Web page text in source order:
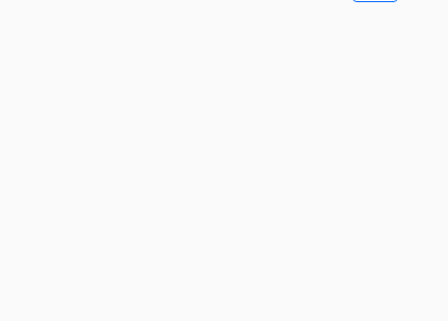
امکانات چندان خاصی نیست. البته که با وجود هزینه پرداختی
ایجاد شده که گردشگران می توانند هنگام اقامت، برای صرف غذا در
در دیگر وعده ها، شما می بایستی تا هزینه ای مجزا را پرداخت